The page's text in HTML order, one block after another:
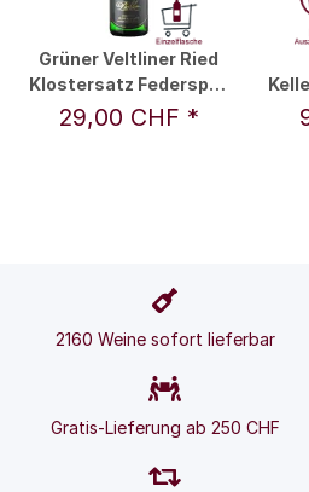
Grüner Veltliner Ried
Klostersatz Federspiel
2019 0,75 l - F.X.
29,00 CHF *
2160 Weine sofort lieferbar
Gratis-Lieferung ab 250 CHF